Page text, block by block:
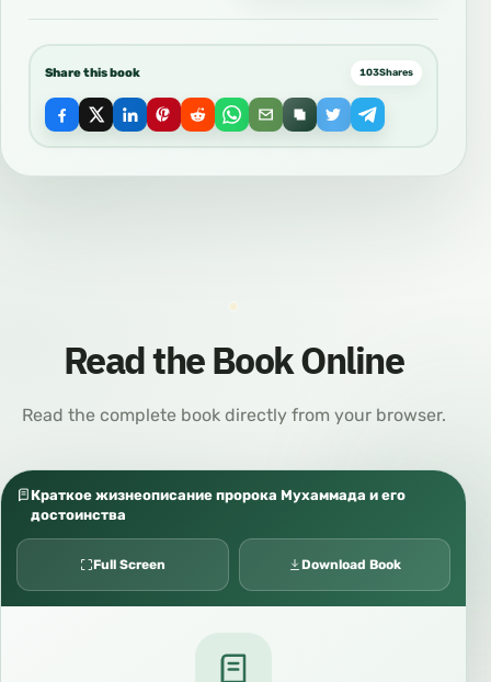
Share this book 103Shares
Read the Book Online
Read the complete book directly from your browser.
Краткое жизнеописание пророка Мухаммада и его
достоинства
Full Screen Download Book